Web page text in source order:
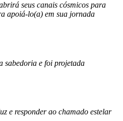
seus canais cósmicos para
apoiá-lo(a) em sua jornada
sabedoria e foi projetada
e responder ao chamado estelar